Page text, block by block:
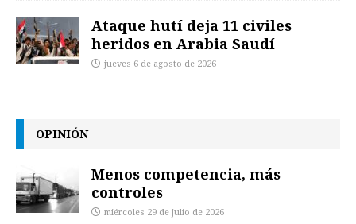
Ataque hutí deja 11 civiles
heridos en Arabia Saudí
jueves 6 de agosto de 2026
OPINIÓN
Menos competencia, más
controles
miércoles 29 de julio de 2026